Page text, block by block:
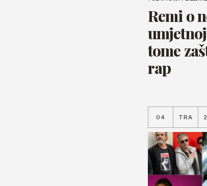
Remi o
tome
rap
04 TRA